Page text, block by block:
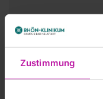
Zustimmung
Informationen
Sie sich bei
Familienmitglieds